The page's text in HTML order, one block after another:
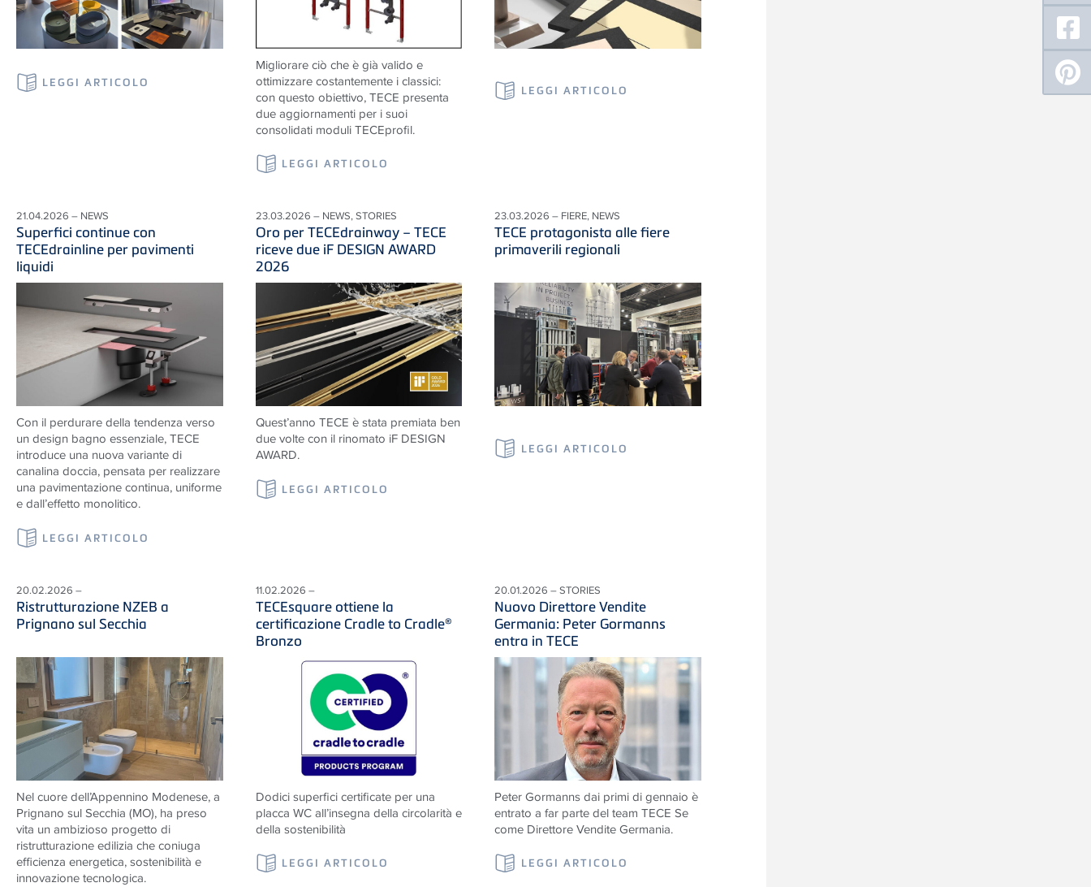
LEGGI ARTICOLO
Migliorare ciò che è già valido e
ottimizzare costantemente i classici:
con questo obiettivo, TECE presenta
due aggiornamenti per i suoi
consolidati moduli TECEprofil.
LEGGI ARTICOLO
LEGGI ARTICOLO
21.04.2026 – NEWS
Superfici continue con
TECEdrainline per pavimenti
liquidi
Con il perdurare della tendenza verso
un design bagno essenziale, TECE
introduce una nuova variante di
canalina doccia, pensata per realizzare
una pavimentazione continua, uniforme
e dall’effetto monolitico.
LEGGI ARTICOLO
23.03.2026 – NEWS, STORIES
Oro per TECEdrainway – TECE
riceve due iF DESIGN AWARD
2026
Quest’anno TECE è stata premiata ben
due volte con il rinomato iF DESIGN
AWARD.
LEGGI ARTICOLO
23.03.2026 – FIERE, NEWS
TECE protagonista alle fiere
primaverili regionali
LEGGI ARTICOLO
20.02.2026 –
Ristrutturazione NZEB a
Prignano sul Secchia
Nel cuore dell’Appennino Modenese, a
Prignano sul Secchia (MO), ha preso
vita un ambizioso progetto di
ristrutturazione edilizia che coniuga
efficienza energetica, sostenibilità e
innovazione tecnologica.
11.02.2026 –
TECEsquare ottiene la
certificazione Cradle to Cradle®
Bronzo
Dodici superfici certificate per una
placca WC all’insegna della circolarità e
della sostenibilità
LEGGI ARTICOLO
20.01.2026 – STORIES
Nuovo Direttore Vendite
Germania: Peter Gormanns
entra in TECE
Peter Gormanns dai primi di gennaio è
entrato a far parte del team TECE Se
come Direttore Vendite Germania.
LEGGI ARTICOLO